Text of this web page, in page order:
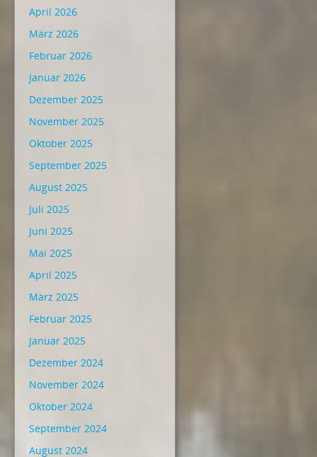
April 2026
März 2026
Februar 2026
Januar 2026
Dezember 2025
November 2025
Oktober 2025
September 2025
August 2025
Juli 2025
Juni 2025
Mai 2025
April 2025
März 2025
Februar 2025
Januar 2025
Dezember 2024
November 2024
Oktober 2024
September 2024
August 2024